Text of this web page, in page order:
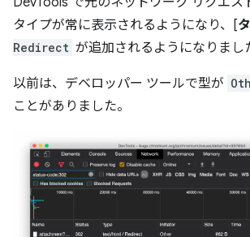
タイプが常に表示されるようになり、[
Redirect が追加されるようになりまし
以前は、デベロッパー ツールで型が
ことがありました。